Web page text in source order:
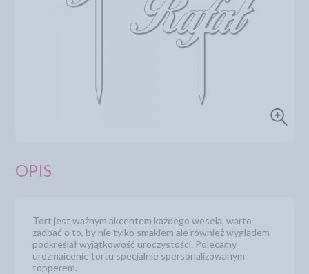
OPIS
Tort jest ważnym akcentem każdego wesela, warto
zadbać o to, by nie tylko smakiem ale również wyglądem
podkreślał wyjątkowość uroczystości. Polecamy
urozmaicenie tortu specjalnie spersonalizowanym
topperem.